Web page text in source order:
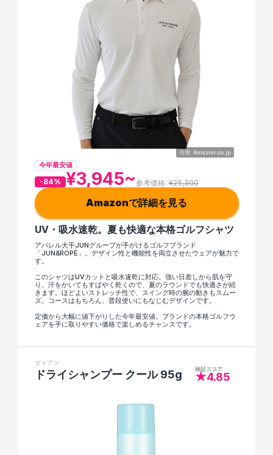
引用: Amazon.co.jp
今年最安値
-84% ¥3,945~参考価格: ¥25,300
Amazonで詳細を見る
UV・吸水速乾。夏も快適な本格ゴルフシャツ
アパレル大手JUNグループが手がけるゴルフブランド
「JUN&ROPÉ」。デザイン性と機能性を両立させたウェアが魅力で
す。
このシャツはUVカットと吸水速乾に対応。強い日差しから肌を守
り、汗をかいてもすばやく乾くので、夏のラウンドでも快適さが続
きます。ほどよいストレッチ性で、スイング時の腕の動きもスムー
ズ。コースはもちろん、普段使いにもなじむデザインです。
定価から大幅に値下がりした今年最安値。ブランドの本格ゴルフウ
ェアを手に取りやすい価格で楽しめるチャンスです。
ダイアン
ドライシャンプー クール 95g 検証スコア
★4.85